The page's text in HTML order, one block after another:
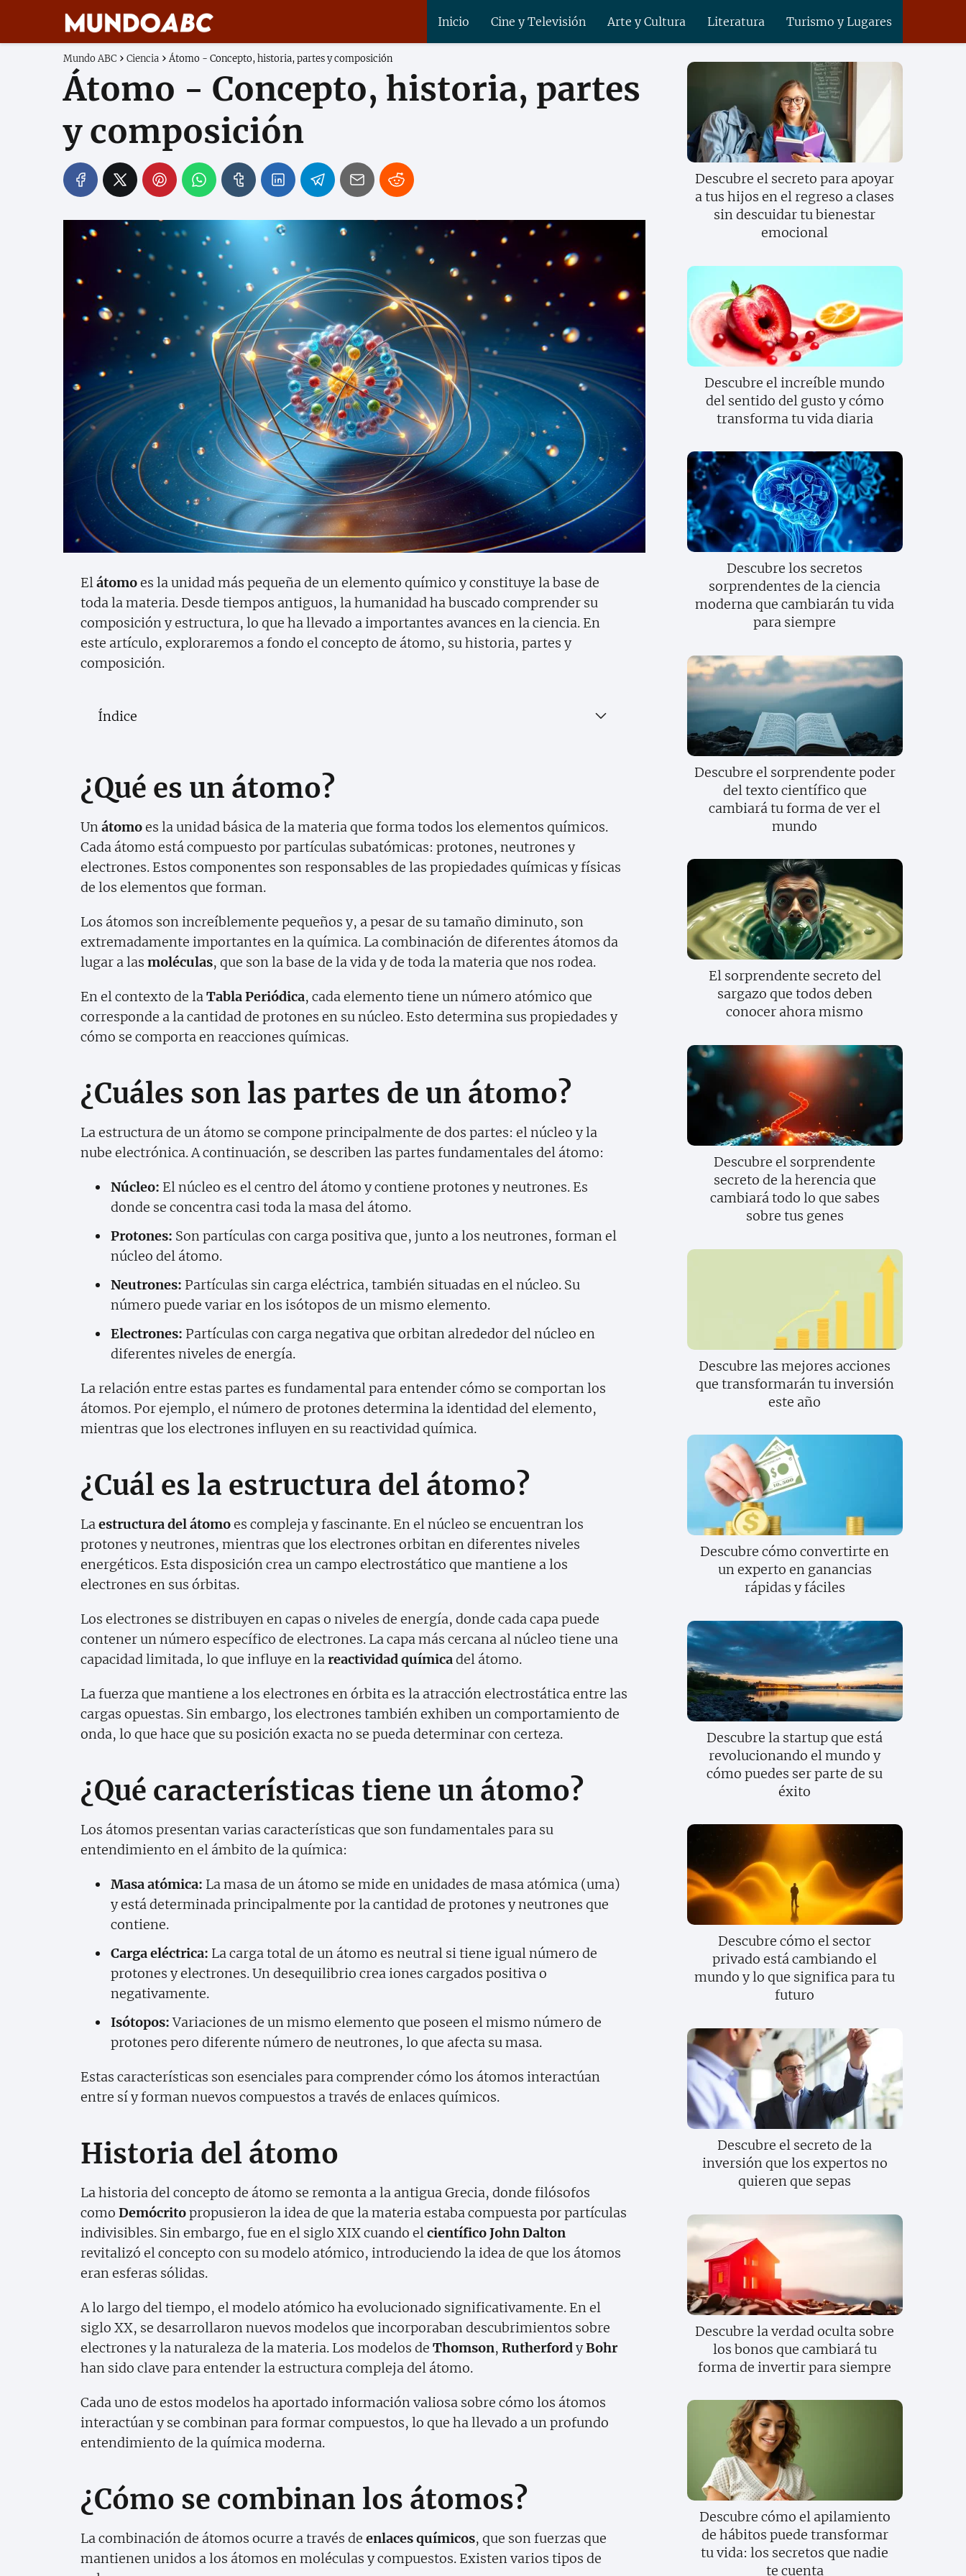
Inicio Cine y Televisión Arte y Cultura Literatura Turismo y Lugares
Mundo ABC Ciencia Átomo - Concepto, historia, partes y composición
Átomo - Concepto, historia, partes
y composición
El átomoes la unidad más pequeña de un elemento químico y constituye la base de
toda la materia. Desde tiempos antiguos, la humanidad ha buscado comprender su
composición y estructura, lo que ha llevado a importantes avances en la ciencia. En
este artículo, exploraremos a fondo el concepto de átomo, su historia, partes y
composición.
Índice
¿Qué es un átomo?
Un átomoes la unidad básica de la materia que forma todos los elementos químicos.
Cada átomo está compuesto por partículas subatómicas: protones, neutrones y
electrones. Estos componentes son responsables de las propiedades químicas y físicas
de los elementos que forman.
Los átomos son increíblemente pequeños y, a pesar de su tamaño diminuto, son
extremadamente importantes en la química. La combinación de diferentes átomos da
lugar a las moléculas, que son la base de la vida y de toda la materia que nos rodea.
En el contexto de la Tabla Periódica, cada elemento tiene un número atómico que
corresponde a la cantidad de protones en su núcleo. Esto determina sus propiedades y
cómo se comporta en reacciones químicas.
¿Cuáles son las partes de un átomo?
La estructura de un átomo se compone principalmente de dos partes: el núcleo y la
nube electrónica. A continuación, se describen las partes fundamentales del átomo:
Núcleo: El núcleo es el centro del átomo y contiene protones y neutrones. Es
donde se concentra casi toda la masa del átomo.
Protones: Son partículas con carga positiva que, junto a los neutrones, forman el
núcleo del átomo.
Neutrones: Partículas sin carga eléctrica, también situadas en el núcleo. Su
número puede variar en los isótopos de un mismo elemento.
Electrones: Partículas con carga negativa que orbitan alrededor del núcleo en
diferentes niveles de energía.
La relación entre estas partes es fundamental para entender cómo se comportan los
átomos. Por ejemplo, el número de protones determina la identidad del elemento,
mientras que los electrones influyen en su reactividad química.
¿Cuál es la estructura del átomo?
La estructura del átomoes compleja y fascinante. En el núcleo se encuentran los
protones y neutrones, mientras que los electrones orbitan en diferentes niveles
energéticos. Esta disposición crea un campo electrostático que mantiene a los
electrones en sus órbitas.
Los electrones se distribuyen en capas o niveles de energía, donde cada capa puede
contener un número específico de electrones. La capa más cercana al núcleo tiene una
capacidad limitada, lo que influye en la reactividad químicadel átomo.
La fuerza que mantiene a los electrones en órbita es la atracción electrostática entre las
cargas opuestas. Sin embargo, los electrones también exhiben un comportamiento de
onda, lo que hace que su posición exacta no se pueda determinar con certeza.
¿Qué características tiene un átomo?
Los átomos presentan varias características que son fundamentales para su
entendimiento en el ámbito de la química:
Masa atómica: La masa de un átomo se mide en unidades de masa atómica (uma)
y está determinada principalmente por la cantidad de protones y neutrones que
contiene.
Carga eléctrica: La carga total de un átomo es neutral si tiene igual número de
protones y electrones. Un desequilibrio crea iones cargados positiva o
negativamente.
Isótopos:Variaciones de un mismo elemento que poseen el mismo número de
protones pero diferente número de neutrones, lo que afecta su masa.
Estas características son esenciales para comprender cómo los átomos interactúan
entre sí y forman nuevos compuestos a través de enlaces químicos.
Historia del átomo
La historia del concepto de átomo se remonta a la antigua Grecia, donde filósofos
como Demócritopropusieron la idea de que la materia estaba compuesta por partículas
indivisibles. Sin embargo, fue en el siglo XIX cuando el científico John Dalton
revitalizó el concepto con su modelo atómico, introduciendo la idea de que los átomos
eran esferas sólidas.
A lo largo del tiempo, el modelo atómico ha evolucionado significativamente. En el
siglo XX, se desarrollaron nuevos modelos que incorporaban descubrimientos sobre
electrones y la naturaleza de la materia. Los modelos de Thomson, RutherfordyBohr
han sido clave para entender la estructura compleja del átomo.
Cada uno de estos modelos ha aportado información valiosa sobre cómo los átomos
interactúan y se combinan para formar compuestos, lo que ha llevado a un profundo
entendimiento de la química moderna.
¿Cómo se combinan los átomos?
La combinación de átomos ocurre a través de enlaces químicos, que son fuerzas que
mantienen unidos a los átomos en moléculas y compuestos. Existen varios tipos de
Descubre el secreto para apoyar
a tus hijos en el regreso a clases
sin descuidar tu bienestar
emocional
Descubre el increíble mundo
del sentido del gusto y cómo
transforma tu vida diaria
Descubre los secretos
sorprendentes de la ciencia
moderna que cambiarán tu vida
para siempre
Descubre el sorprendente poder
del texto científico que
cambiará tu forma de ver el
mundo
El sorprendente secreto del
sargazo que todos deben
conocer ahora mismo
Descubre el sorprendente
secreto de la herencia que
cambiará todo lo que sabes
sobre tus genes
Descubre las mejores acciones
que transformarán tu inversión
este año
Descubre cómo convertirte en
un experto en ganancias
rápidas y fáciles
Descubre la startup que está
revolucionando el mundo y
cómo puedes ser parte de su
éxito
Descubre cómo el sector
privado está cambiando el
mundo y lo que significa para tu
futuro
Descubre el secreto de la
inversión que los expertos no
quieren que sepas
Descubre la verdad oculta sobre
los bonos que cambiará tu
forma de invertir para siempre
Descubre cómo el apilamiento
de hábitos puede transformar
tu vida: los secretos que nadie
te cuenta